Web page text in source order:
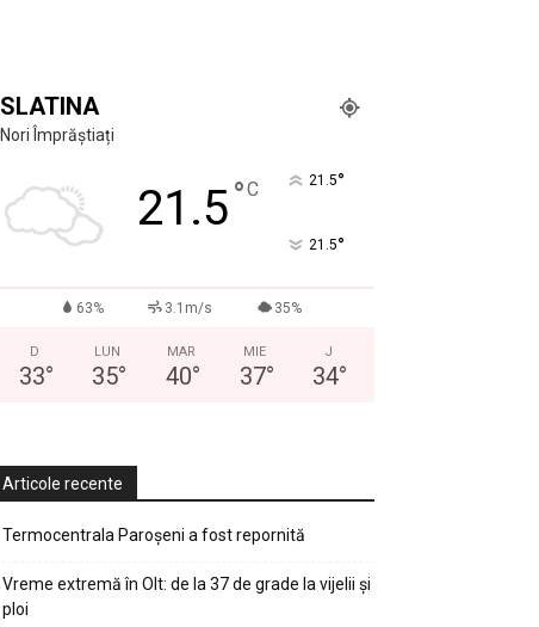
SLATINA
Nori Împrăștiați
21.5°C 21.5°
21.5°
63% 3.1m/s 35%
D
33°
LUN
35°
MAR
40°
MIE
37°
J
34°
Articole recente
Termocentrala Paroșeni a fost repornită
Vreme extremă în Olt: de la 37 de grade la vijelii și
ploi